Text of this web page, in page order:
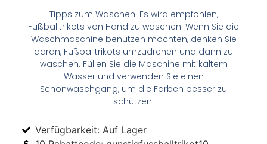
Tipps zum Waschen: Es wird empfohlen,
Fußballtrikots von Hand zu waschen. Wenn Sie die
Waschmaschine benutzen möchten, denken Sie
daran, Fußballtrikots umzudrehen und dann zu
waschen. Füllen Sie die Maschine mit kaltem
Wasser und verwenden Sie einen
Schonwaschgang, um die Farben besser zu
schützen.
Verfügbarkeit: Auf Lager